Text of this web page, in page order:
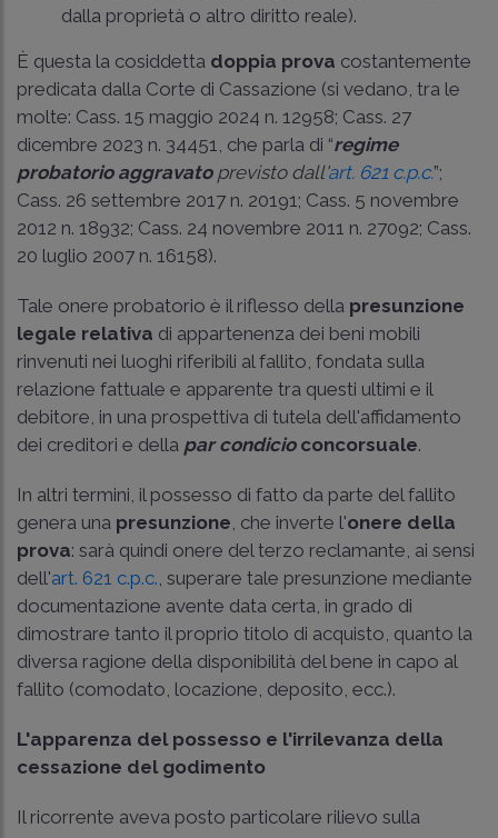
dalla proprietà o altro diritto reale).
È questa la cosiddetta doppia prova costantemente
predicata dalla Corte di Cassazione (si vedano, tra le
molte: Cass. 15 maggio 2024 n. 12958; Cass. 27
dicembre 2023 n. 34451 , che parla di “regime
probatorio aggravato previsto dall'art. 621 c.p.c.”;
Cass. 26 settembre 2017 n. 20191 ; Cass. 5 novembre
2012 n. 18932; Cass. 24 novembre 2011 n. 27092; Cass.
20 luglio 2007 n. 16158).
Tale onere probatorio è il riflesso della presunzione
legale relativa di appartenenza dei beni mobili
rinvenuti nei luoghi riferibili al fallito, fondata sulla
relazione fattuale e apparente tra questi ultimi e il
debitore, in una prospettiva di tutela dell'affidamento
dei creditori e della par condicio concorsuale.
In altri termini, il possesso di fatto da parte del fallito
genera una presunzione , che inverte l'onere della
prova: sarà quindi onere del terzo reclamante, ai sensi
dell'art. 621 c.p.c. , superare tale presunzione mediante
documentazione avente data certa, in grado di
dimostrare tanto il proprio titolo di acquisto, quanto la
diversa ragione della disponibilità del bene in capo al
fallito (comodato, locazione, deposito, ecc.).
L'apparenza del possesso e l'irrilevanza della
cessazione del godimento
Il ricorrente aveva posto particolare rilievo sulla